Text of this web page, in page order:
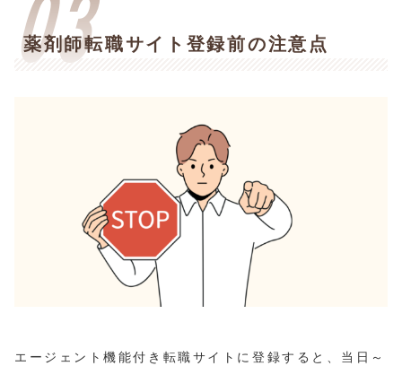
薬剤師転職サイト登録前の注意点
エージェント機能付き転職サイトに登録すると、当日～